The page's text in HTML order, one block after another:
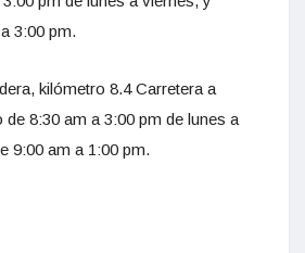
3:00 pm.
kilómetro 8.4 Carretera a
8:30 am a 3:00 pm de lunes a
9:00 am a 1:00 pm.